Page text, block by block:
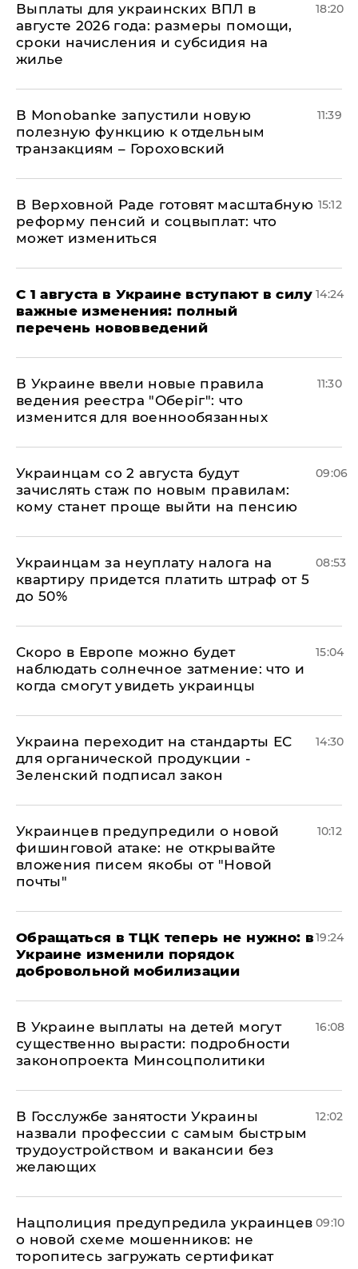
Выплаты для украинских ВПЛ в
августе 2026 года: размеры помощи,
сроки начисления и субсидия на
жилье
18:20
В Мonobankе запустили новую
полезную функцию к отдельным
транзакциям – Гороховский
11:39
В Верховной Раде готовят масштабную
реформу пенсий и соцвыплат: что
может измениться
15:12
С 1 августа в Украине вступают в силу
важные изменения: полный
перечень нововведений
14:24
В Украине ввели новые правила
ведения реестра "Оберіг": что
изменится для военнообязанных
11:30
Украинцам со 2 августа будут
зачислять стаж по новым правилам:
кому станет проще выйти на пенсию
09:06
Украинцам за неуплату налога на
квартиру придется платить штраф от 5
до 50%
08:53
Скоро в Европе можно будет
наблюдать солнечное затмение: что и
когда смогут увидеть украинцы
15:04
Украина переходит на стандарты ЕС
для органической продукции -
Зеленский подписал закон
14:30
Украинцев предупредили о новой
фишинговой атаке: не открывайте
вложения писем якобы от "Новой
почты"
10:12
Обращаться в ТЦК теперь не нужно: в
Украине изменили порядок
добровольной мобилизации
19:24
В Украине выплаты на детей могут
существенно вырасти: подробности
законопроекта Минсоцполитики
16:08
В Госслужбе занятости Украины
назвали профессии с самым быстрым
трудоустройством и вакансии без
желающих
12:02
Нацполиция предупредила украинцев
о новой схеме мошенников: не
торопитесь загружать сертификат
09:10